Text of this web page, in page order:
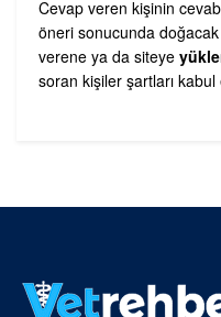
Cevap veren kişinin
öneri sonucunda
verene ya da siteye
soran kişiler şartları kabul